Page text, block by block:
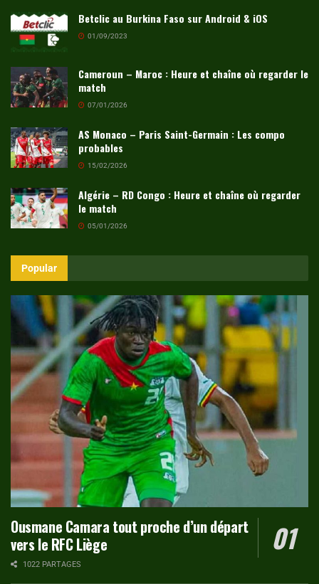
Betclic au Burkina Faso sur Android & iOS
01/09/2023
Cameroun – Maroc : Heure et chaîne où regarder le
match
07/01/2026
AS Monaco – Paris Saint-Germain : Les compo
probables
15/02/2026
Algérie – RD Congo : Heure et chaîne où regarder
le match
05/01/2026
Popular
Ousmane Camara tout proche d’un départ
vers le RFC Liège
1022 PARTAGES